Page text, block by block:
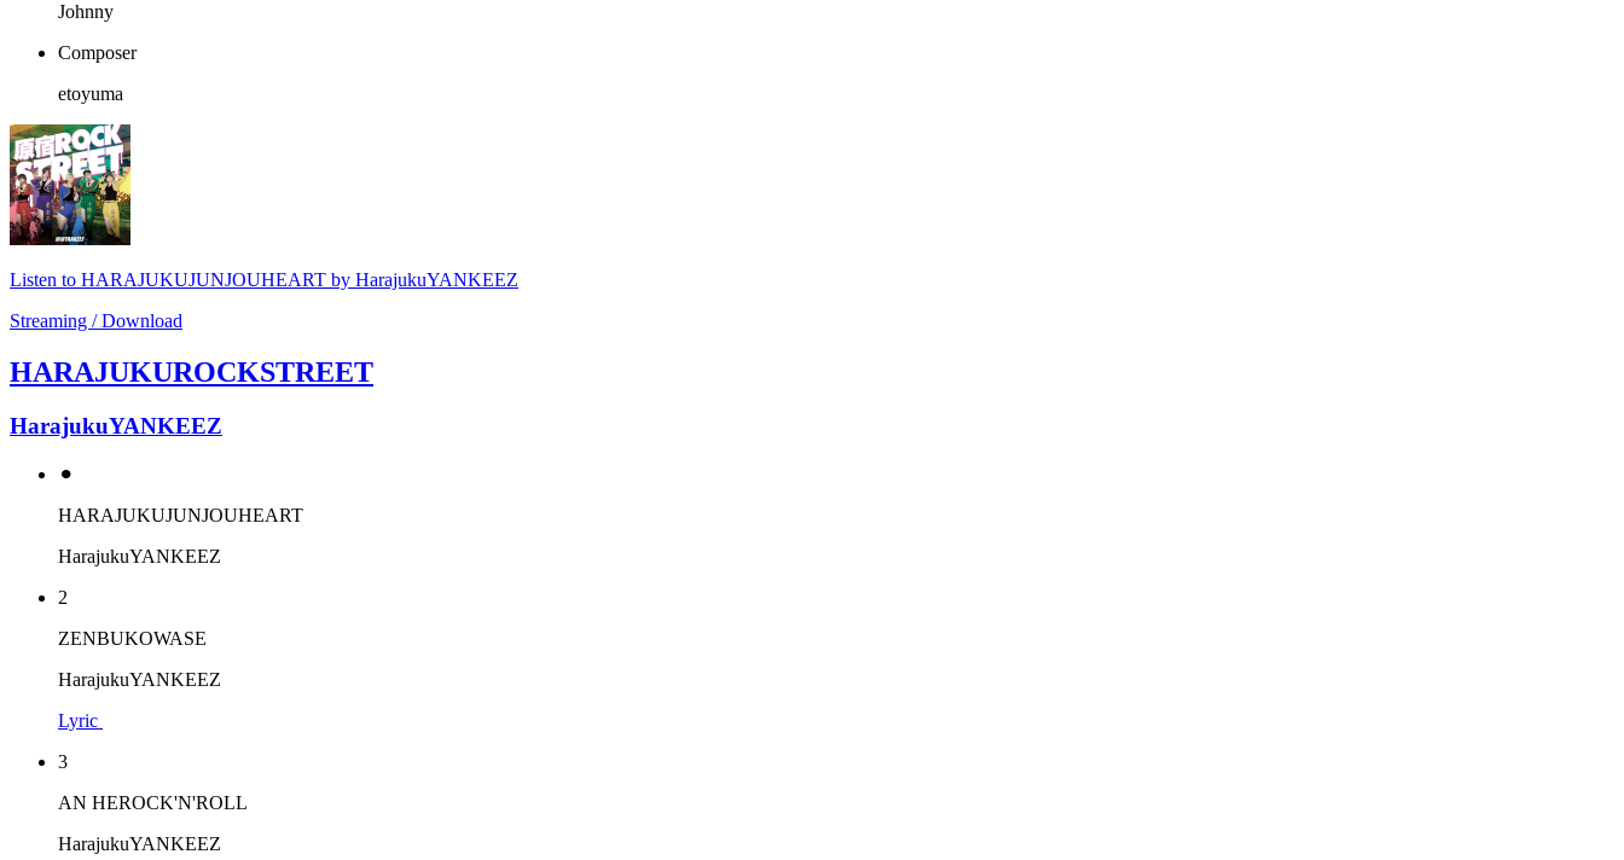
Johnny
Composer
etoyuma
Listen to HARAJUKUJUNJOUHEART by HarajukuYANKEEZ
Streaming / Download
HARAJUKUROCKSTREET
HarajukuYANKEEZ
⚫︎
HARAJUKUJUNJOUHEART
HarajukuYANKEEZ
2
ZENBUKOWASE
HarajukuYANKEEZ
Lyric
3
AN HEROCK'N'ROLL
HarajukuYANKEEZ